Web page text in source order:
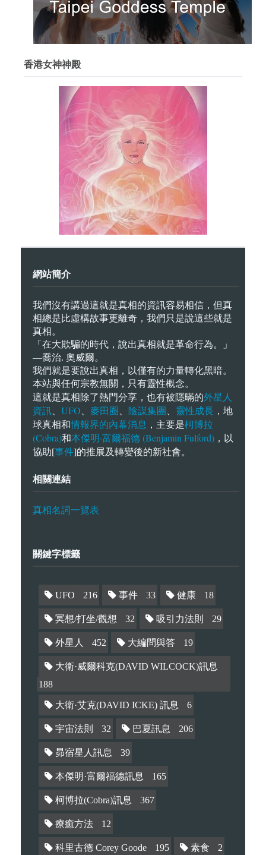
香港女神神殿
網站簡介
我們沒有講過這就是真相的資訊容易相信，但真
相總是比虛構故事更離奇，我們只是說這些就是
真相。
「在大欺騙的時代，說出真相就是革命行為。」
—喬治. 奧威爾。
我們就是要說出真相，以僅有的力量轉化黑暗。
本站與任何宗教無關，只有靈性概念。
這就是真相除了熱門分享，也有被隱暪的外星人
資訊
UFO 麥田圈 陰謀集團 靈性成長 ，地
球真相和情報界的內幕消息 ，主要是柯博拉
(Cobra)和本傑明·富爾福德 (Benjamin Fulford) ，以
協助[事件]的推展及轉變後的新社會。
相關連結
真相名詞一覽表
關鍵字標籤
UFO 216 事件 33 健康 18
冥想/打坐/觀想 32 吸引力法則 29
外星人 452 大編問與答 19
大衛·威爾科克(DAVID WILCOCK)訊息
188
大衛·艾克(DAVID ICKE) 訊息 6
宇宙法則 32 巴夏訊息 206
昴宿星人訊息 39
本傑明·富爾福德訊息 165
柯博拉(Cobra)訊息 367
療癒方法 12
科里古德 Corey Goode 195 素食 2